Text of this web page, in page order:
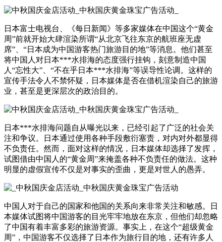
日本富士电视台、《每日新闻》等多家媒体在中国这个“黄金
周”前就开始大肆渲染所谓“从北京飞往东京的航班座无虚
席”、“日本成为中国游客热门旅游目的地”等消息。他们甚至
将中国人对日本***水排海的态度强行挂钩，刻意制造中国
人“忘性大”、“不在乎日本***水排海”等误导性论调。这样的
宣传手法令人不禁怀疑，日本媒体是否在借机渲染自己的旅游
业，甚至是更深层次的政治目的。
日本***水排海问题自从曝光以来，已经引起了广泛的社会关
注和争议。日本通过使用各种手段敷衍塞责，对内对外都显得
不负责任。然而，面对这样的情况，日本媒体却选择了发挥，
试图借由中国人的“黄金周”来掩盖各种不负责任的做法。这种
明显的虚假宣传不仅是对事实的歪曲，更是对世人的愚弄。
中国人对于自己的国家和他国的关系向来非常关注和敏感。日
本媒体试图将中国游客的目光牢牢地放在东京，但他们却忽略
了中国有着丰富多彩的旅游资源。事实上，在这个“超级黄金
周”，中国游客不仅选择了日本作为旅行目的地，还有许多人